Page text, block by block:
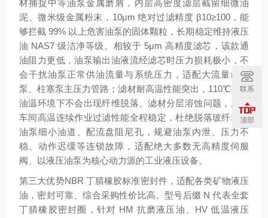
材捕捉中等油泵金属磨屑，内层高密度滤层截留细微油
泥、微米级金属粉末，10μm 绝对过滤精度 β10≥100，能
够拦截 99% 以上危害油泵的固体颗粒，长期稳定维持液压
油 NAS7 级洁净等级。相较于 5μm 高精度滤芯，该款通
油阻力更低，油泵输出油液流经滤芯时压力损耗极小，不
会干扰油泵正常供油流量与系统压力，适配大流量齿轮
泵、柱塞泵主压力管路；滤材耐高温性能突出，110℃持续
油温环境下不会出现纤维脱落、滤材分层溶蚀问题，夏季
车间高温连续作业过滤性能全程稳定，杜绝脱落玻纤堵塞
油泵细小油道、配流盘阻尼孔，规避油泵内泄、压力不
稳、动作迟缓等连锁故障，适配绝大多数无高精度伺服
阀、以液压油泵为核心动力源的工业液压设备。
第三大优势NBR 丁腈橡胶标准密封件，适配各类矿物液压
油，密封可靠、综合采购性价比高。型号后缀 N 代表全套
丁腈橡胶密封圈，针对 HM 抗磨液压油、HV 低温液压
联系
顶部